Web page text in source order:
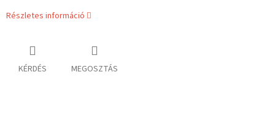
Részletes információ
KÉRDÉS MEGOSZTÁS